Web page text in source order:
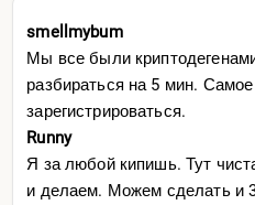
QUANT
smellmybum
Мы все были
разбираться на 5 мин.
зарегистрироваться.
Runny
Я за любой кипишь. Тут
и делаем. Можем сделать и